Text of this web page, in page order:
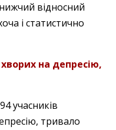
відносний
і статистично
на депресію,
учасників
тривало